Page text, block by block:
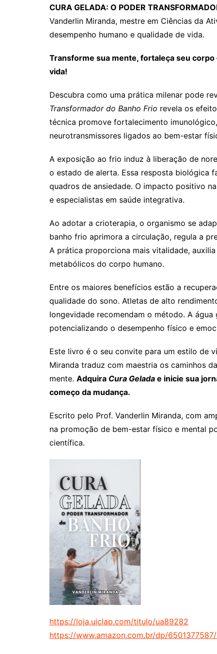
CURA GELADA: O PODER
Vanderlin Miranda, mestre em Ciências da
desempenho humano e qualidade de vida.
Transforme sua mente, fortaleça seu
vida!
Descubra como uma prática milenar pode
Transformador do Banho Frio revela os
técnica promove fortalecimento
neurotransmissores ligados ao bem-estar
A exposição ao frio induz à liberação de
o estado de alerta. Essa resposta biológica
quadros de ansiedade. O impacto positivo
e especialistas em saúde integrativa.
Ao adotar a crioterapia, o organismo se
banho frio aprimora a circulação, regula a
A prática proporciona mais vitalidade,
metabólicos do corpo humano.
Entre os maiores benefícios estão a
qualidade do sono. Atletas de alto
longevidade recomendam o método. A
potencializando o desempenho físico e
Este livro é o seu convite para um estilo de
Miranda traduz com maestria os caminhos
mente. Adquira Cura Gelada e inicie sua
começo da mudança.
Escrito pelo Prof. Vanderlin Miranda, com
na promoção de bem-estar físico e mental
científica.
https://loja.uiclap.com/titulo/ua89282
https://www.amazon.com.br/dp/6501377587/